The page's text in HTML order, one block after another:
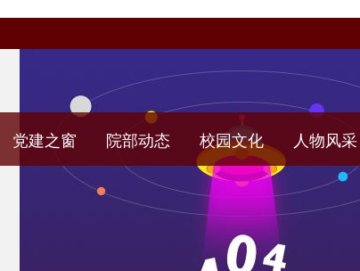
党建之窗 院部动态 校园文化 人物风采